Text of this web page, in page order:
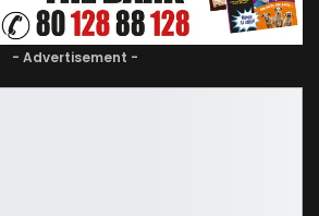
- Advertisement -